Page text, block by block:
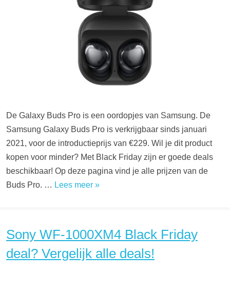
De Galaxy Buds Pro is een oordopjes van Samsung. De
Samsung Galaxy Buds Pro is verkrijgbaar sinds januari
2021, voor de introductieprijs van €229. Wil je dit product
kopen voor minder? Met Black Friday zijn er goede deals
beschikbaar! Op deze pagina vind je alle prijzen van de
Buds Pro. … Lees meer »
Sony WF-1000XM4 Black Friday
deal? Vergelijk alle deals!